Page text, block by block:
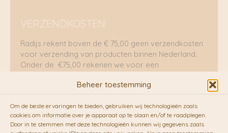
Beheer toestemming
Om de beste ervaringen te bieden, gebruiken wij technologieën zoals
cookies om informatie over je apparaat op te slaan en/of te raadplegen.
Door in te stemmen met deze technologieën kunnen wij gegevens zoals
VERZENDKOSTEN
Radijs rekent boven de € 75,00 geen verzendkosten
voor verzending van producten binnen Nederland.
Onder de €75,00 rekenen we voor een
RADIJS werkt samen met de duurzame bezorgdienst
vanFietskoeriers.nl. Pakketten (mits voorradig) voor